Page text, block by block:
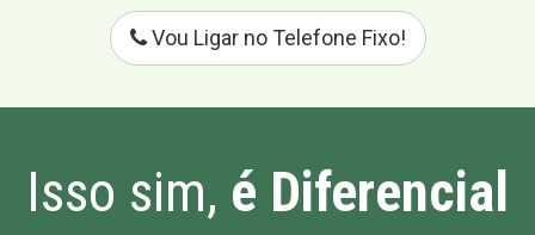
Vou Ligar no Telefone Fixo!
Isso sim, é Diferencial